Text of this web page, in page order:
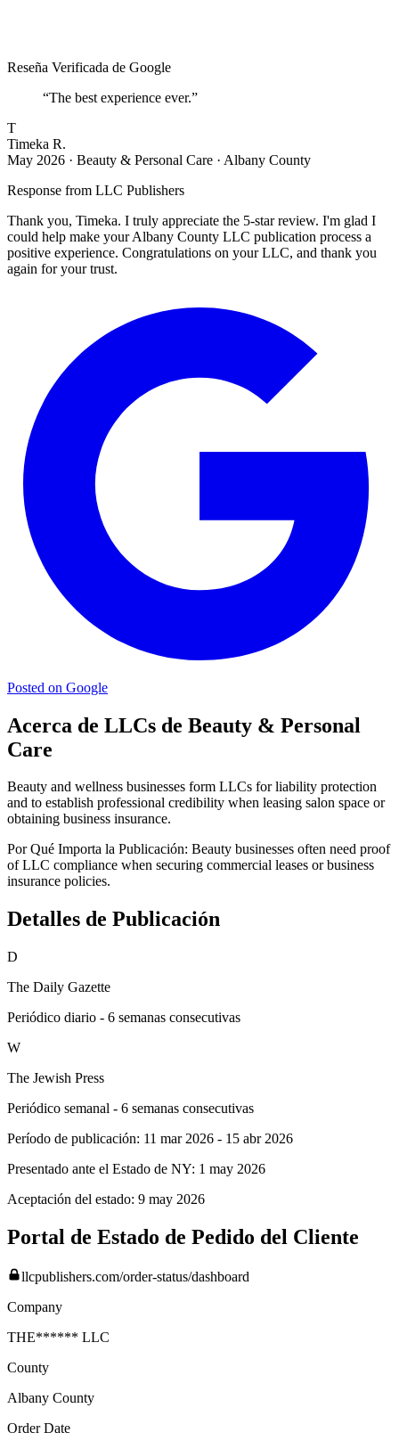
Reseña Verificada de Google
“The best experience ever.”
T
Timeka R.
May 2026 · Beauty & Personal Care · Albany County
Response from LLC Publishers
Thank you, Timeka. I truly appreciate the 5-star review. I'm glad I
could help make your Albany County LLC publication process a
positive experience. Congratulations on your LLC, and thank you
again for your trust.
Posted on Google
Acerca de LLCs de Beauty & Personal
Care
Beauty and wellness businesses form LLCs for liability protection
and to establish professional credibility when leasing salon space or
obtaining business insurance.
Por Qué Importa la Publicación: Beauty businesses often need proof
of LLC compliance when securing commercial leases or business
insurance policies.
Detalles de Publicación
D
The Daily Gazette
Periódico diario - 6 semanas consecutivas
W
The Jewish Press
Periódico semanal - 6 semanas consecutivas
Período de publicación: 11 mar 2026 - 15 abr 2026
Presentado ante el Estado de NY: 1 may 2026
Aceptación del estado: 9 may 2026
Portal de Estado de Pedido del Cliente
llcpublishers.com/order-status/dashboard
Company
THE****** LLC
County
Albany County
Order Date